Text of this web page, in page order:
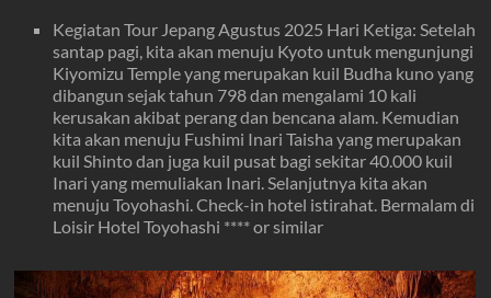
Kegiatan Tour Jepang Agustus 2025 Hari Ketiga: Setelah
santap pagi, kita akan menuju Kyoto untuk mengunjungi
Kiyomizu Temple yang merupakan kuil Budha kuno yang
dibangun sejak tahun 798 dan mengalami 10 kali
kerusakan akibat perang dan bencana alam. Kemudian
kita akan menuju Fushimi Inari Taisha yang merupakan
kuil Shinto dan juga kuil pusat bagi sekitar 40.000 kuil
Inari yang memuliakan Inari. Selanjutnya kita akan
menuju Toyohashi. Check-in hotel istirahat. Bermalam di
Loisir Hotel Toyohashi **** or similar